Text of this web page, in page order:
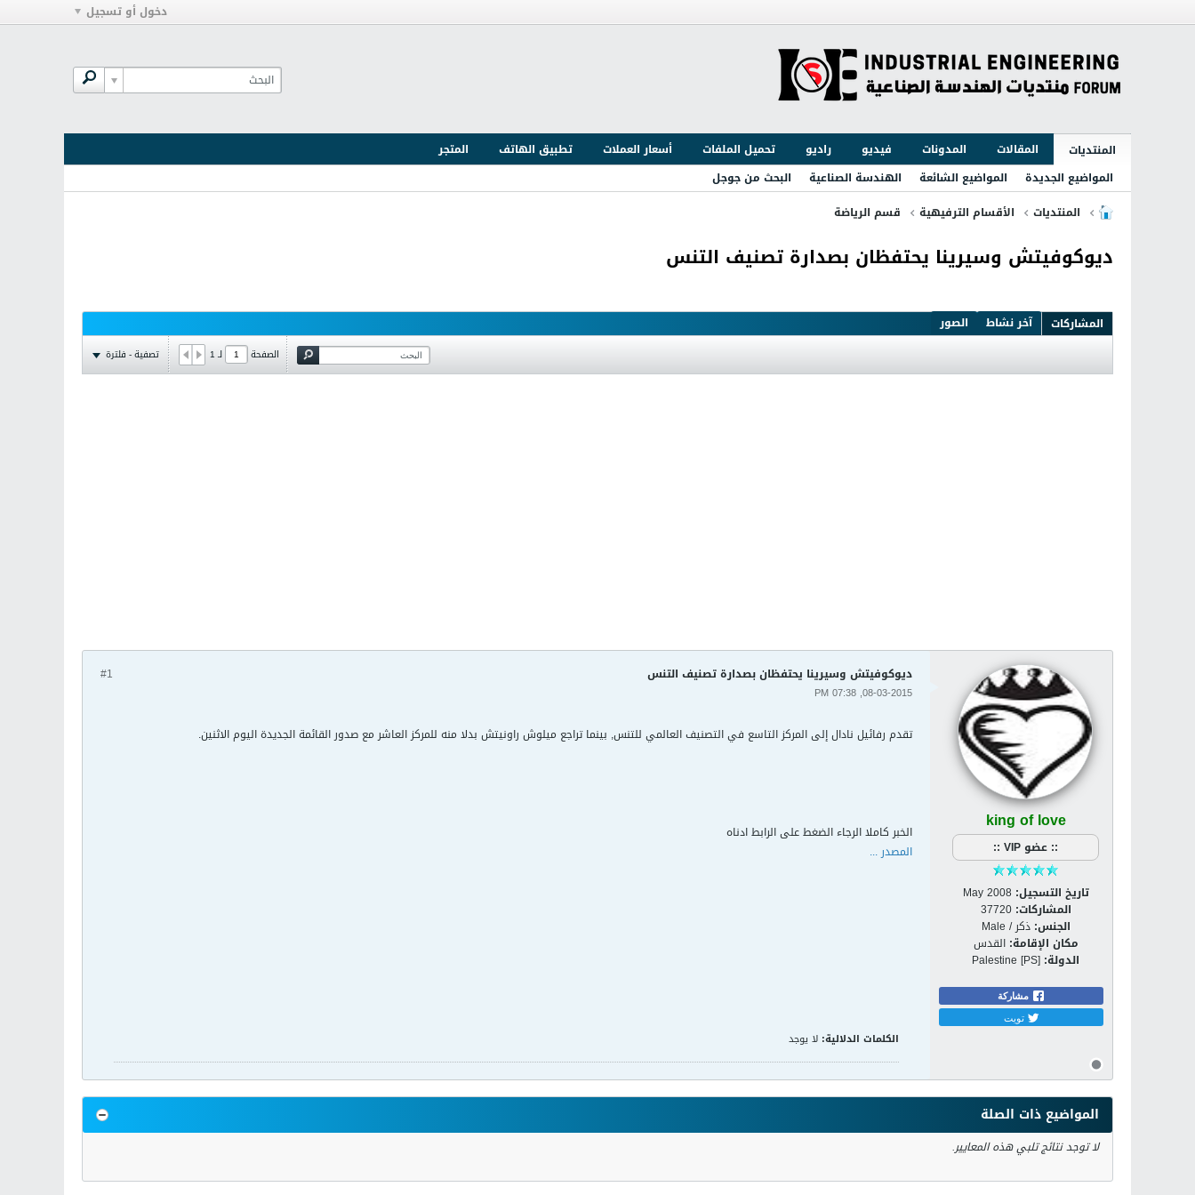
دخول أو تسجيل
المنتديات المقالات المدونات فيديو راديو تحميل الملفات أسعار العملات تطبيق الهاتف
المتجر
المواضيع الجديدة
المواضيع الشائعة الهندسة الصناعية
البحث من جوجل
المنتديات
الأقسام الترفيهية قسم الرياضة
ديوكوفيتش وسيرينا يحتفظان بصدارة تصنيف التنس
المشاركات آخر نشاط الصور
الصفحة لـ1 تصفية - فلترة
king of love
:: عضو VIP ::
تاريخ التسجيل: May 2008
المشاركات: 37720
الجنس: ذكر / Male
مكان الإقامة: القدس
الدولة: Palestine [PS]
مشاركة
تويت
#1 ديوكوفيتش وسيرينا يحتفظان بصدارة تصنيف التنس
08-03-2015, 07:38 PM
تقدم رفائيل نادال إلى المركز التاسع في التصنيف العالمي للتنس, بينما تراجع ميلوش راونيتش بدلا منه للمركز العاشر مع صدور القائمة الجديدة اليوم الاثنين.
الخبر كاملا الرجاء الضغط على الرابط ادناه
المصدر ...
الكلمات الدلالية: لا يوجد
المواضيع ذات الصلة
لا توجد نتائج تلبي هذه المعايير.